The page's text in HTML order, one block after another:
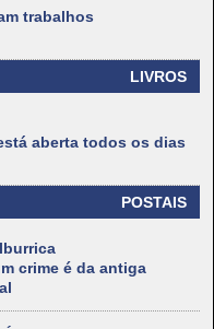
trabalhos
LIVROS
aberta todos os dias
POSTAIS
crime é da antiga